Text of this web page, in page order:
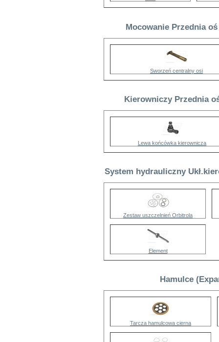
Mocowanie Przednia
Sworzeń centralny osi
Kierowniczy Przednia
Lewa końcówka kierownicza
System hydrauliczny
Zestaw uszczelnień Orbitrola
Element
Hamulce
Tarcza hamulcowa cierna